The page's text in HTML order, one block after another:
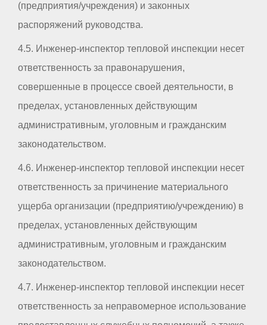
(предприятия/учреждения) и законных
распоряжений руководства.
4.5. Инженер-инспектор тепловой инспекции несет
ответственность за правонарушения,
совершенные в процессе своей деятельности, в
пределах, установленных действующим
административным, уголовным и гражданским
законодательством.
4.6. Инженер-инспектор тепловой инспекции несет
ответственность за причинение материального
ущерба организации (предприятию/учреждению) в
пределах, установленных действующим
административным, уголовным и гражданским
законодательством.
4.7. Инженер-инспектор тепловой инспекции несет
ответственность за неправомерное использование